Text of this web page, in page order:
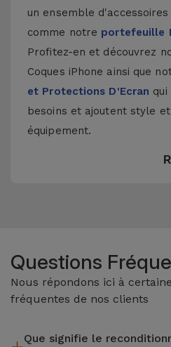
un ensemble
comme notre portefeuille
Profitez-en et découvrez
Coques iPhone ainsi que
et Protections D'Ecran
besoins et ajoutent style
équipement.
Questions
Nous répondons ici à
fréquentes de nos clients
Que signifie le